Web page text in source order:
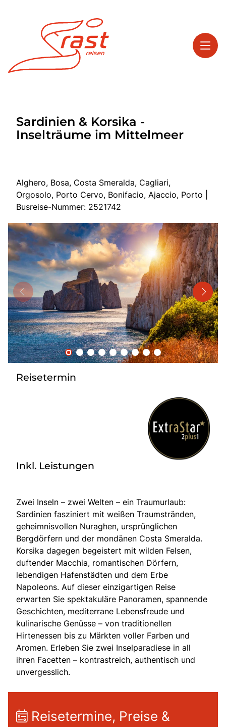
Highlights
Service
Start
Tagesreisen
Mehrtagesreisen
Bus anmieten
Linienverkehr
Service
Kontakt
Sardinien & Korsika -
Inselträume im Mittelmeer
Alghero, Bosa, Costa Smeralda, Cagliari,
Orgosolo, Porto Cervo, Bonifacio, Ajaccio, Porto |
Busreise-Nummer: 2521742
Reisetermin
Inkl. Leistungen
Zwei Inseln – zwei Welten – ein Traumurlaub:
Sardinien fasziniert mit weißen Traumstränden,
geheimnisvollen Nuraghen, ursprünglichen
Bergdörfern und der mondänen Costa Smeralda.
Korsika dagegen begeistert mit wilden Felsen,
duftender Macchia, romantischen Dörfern,
lebendigen Hafenstädten und dem Erbe
Napoleons. Auf dieser einzigartigen Reise
erwarten Sie spektakuläre Panoramen, spannende
Geschichten, mediterrane Lebensfreude und
kulinarische Genüsse – von traditionellen
Hirtenessen bis zu Märkten voller Farben und
Aromen. Erleben Sie zwei Inselparadiese in all
ihren Facetten – kontrastreich, authentisch und
unvergesslich.
Reisetermine, Preise &